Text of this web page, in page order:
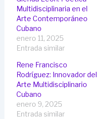
Multidisciplinaria en el
Arte Contemporáneo
Cubano
enero 11, 2025
Entrada similar
Rene Francisco
Rodríguez: Innovador del
Arte Multidisciplinario
Cubano
enero 9, 2025
Entrada similar